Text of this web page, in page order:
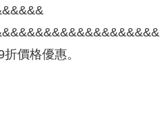
價格優惠。